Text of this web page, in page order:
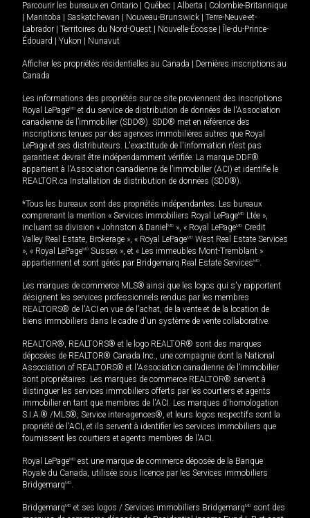
Parcourir les bureaux en Ontario Québec Alberta
Colombie-Britannique
Manitoba Saskatchewan Nouveau-Brunswick
Terre-Neuve-et-
Labrador
Territoires du Nord-Ouest Nouvelle-Écosse
Île-du-Prince-
Édouard
Yukon Nunavut
Afficher les propriétés résidentielles au Canada
Dernières inscriptions au
Canada
Les informations des propriétés sur ce site proviennent des inscriptions
Royal LePageMD et du service de distribution de données de l'Association
canadienne de l’immobilier (SDD®). SDD® met en référence des
inscriptions tenues par des agences immobilières autres que Royal
LePage et ses distributeurs. L'exactitude de l'information n'est pas
garantie et devrait être indépendamment vérifiée. La marque DDF®
appartient à l'Association canadienne de l’immobilier (ACI) et identifie le
REALTOR.ca Installation de distribution de données (SDD®).
*Tous les bureaux sont des propriétés indépendantes. Les bureaux
comprenant la mention « Services immobiliers Royal LePageMD Ltée »,
incluant sa division « Johnston & Daniel MD », « Royal LePageMD Credit
Valley Real Estate, Brokerage », « Royal LePageMD West Real Estate Services
», « Royal LePageMD Sussex », et « Les immeubles Mont-Tremblant »
appartiennent et sont gérés par Bridgemarq Real Estate ServicesMD.
Les marques de commerce MLS® ainsi que les logos qui s'y rapportent
désignent les services professionnels rendus par les membres
REALTORS® de l'ACI en vue de l'achat, de la vente et de la location de
biens immobiliers dans le cadre d'un système de vente collaborative.
REALTOR®, REALTORS® et le logo REALTOR® sont des marques
déposées de REALTOR® Canada Inc., une compagnie dont la National
Association of REALTORS® et l'Association canadienne de l’immobilier
sont propriétaires. Les marques de commerce REALTOR® servent à
distinguer les services immobiliers offerts par les courtiers et agents
immobilier en tant que membres de l'ACI. Les marques d'homologation
S.I.A.® /MLS®, Service inter-agences®, et leurs logos respectifs sont la
propriété de l'ACI, et ils servent à identifier les services immobiliers que
fournissent les courtiers et agents membres de l'ACI.
Royal LePageMD est une marque de commerce déposée de la Banque
Royale du Canada, utilisée sous licence par les Services immobiliers
BridgemarqMD.
BridgemarqMD et ses logos / Services immobiliers BridgemarqMD sont des